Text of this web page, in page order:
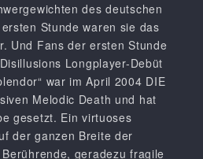
des deutschen
Stunde waren sie das
Und Fans der ersten Stunde
Longplayer-Debüt
war im April 2004 DIE
Melodic Death und hat
gesetzt. Ein virtuoses
der ganzen Breite der
geradezu fragile